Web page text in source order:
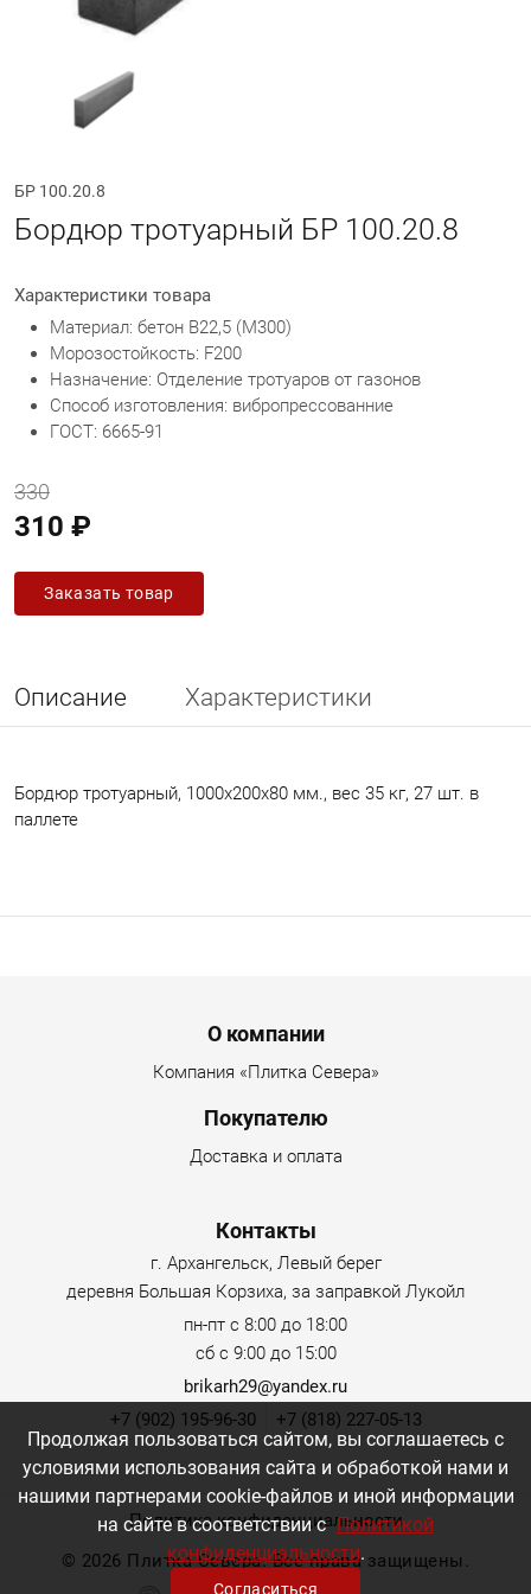
БР 100.20.8
Бордюр тротуарный БР 100.20.8
Характеристики товара
Материал: бетон В22,5 (М300)
Морозостойкость: F200
Назначение: Отделение тротуаров от газонов
Способ изготовления: вибропрессованние
ГОСТ: 6665-91
310 ₽
330
Заказать товар
Описание Характеристики
Бордюр тротуарный, 1000х200х80 мм., вес 35 кг, 27 шт. в
паллете
О компании
Компания «Плитка Севера»
Покупателю
Доставка и оплата
Контакты
г. Архангельск, Левый берег
деревня Большая Корзиха, за заправкой Лукойл
пн-пт с 8:00 до 18:00
сб с 9:00 до 15:00
brikarh29@yandex.ru
+7 (902) 195-96-30
+7 (818) 227-05-13
© 2026 Плитка Севера. Все права защищены.
Политика конфиденциальности
Продолжая пользоваться сайтом, вы соглашаетесь с
условиями использования сайта и обработкой нами и
нашими партнерами cookie-файлов и иной информации
на сайте в соответствии с Политикой
конфиденциальности.
Согласиться